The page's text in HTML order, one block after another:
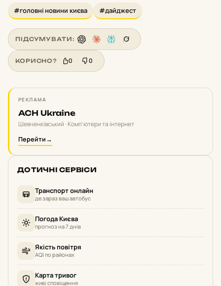
#головні новини києва #дайджест
ПІДСУМУВАТИ:
КОРИСНО? 0 0
РЕКЛАМА
ACH Ukraine
Шевченківський · Комп'ютери та інтернет
Перейти→
ДОТИЧНІ СЕРВІСИ
Транспорт онлайн
де зараз ваш автобус
Погода Києва
прогноз на 7 днів
Якість повітря
AQI по районах
Карта тривог
живі сповіщення